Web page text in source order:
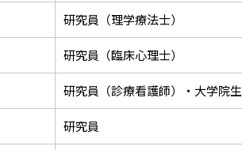
研究員（理学療法士）
研究員（臨床心理士）
研究員（診療看護師）・大学院生
研究員